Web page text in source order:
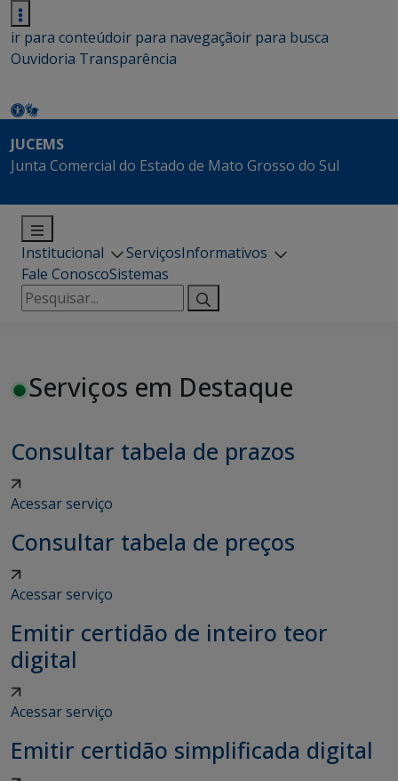
ir para conteúdoir para navegaçãoir para busca
Ouvidoria Transparência
JUCEMS
Junta Comercial do Estado de Mato Grosso do Sul
Institucional ServiçosInformativos
Fale ConoscoSistemas
Pesquisar
por:
Serviços em Destaque
Consultar tabela de prazos
Acessar serviço
Consultar tabela de preços
Acessar serviço
Emitir certidão de inteiro teor
digital
Acessar serviço
Emitir certidão simplificada digital